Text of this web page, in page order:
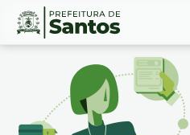
Ir
Conteúdo